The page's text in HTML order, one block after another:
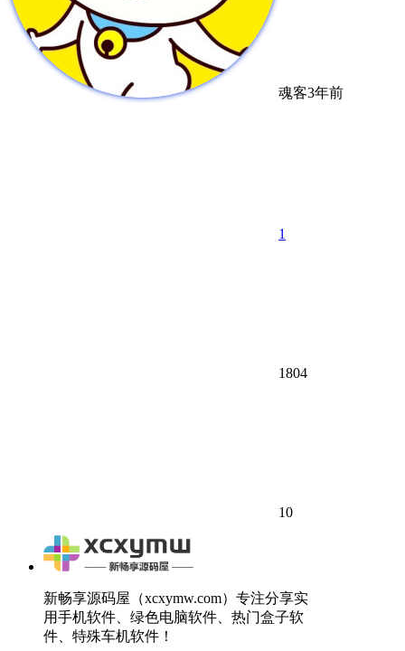
魂客3年前
1
1804
10
新畅享源码屋（xcxymw.com）专注分享实
用手机软件、绿色电脑软件、热门盒子软
件、特殊车机软件！